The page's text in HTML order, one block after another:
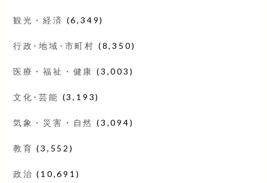
観光・経済 (6,349)
行政･地域･市町村 (8,350)
医療・福祉・健康 (3,003)
文化･芸能 (3,193)
気象・災害・自然 (3,094)
教育 (3,552)
政治 (10,691)